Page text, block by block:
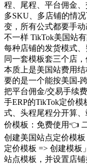
程、尾程、平台佣金
多SKU、多店铺的情
变，所有公式都要手
不一样 TikTok美国站
每种店铺的发货模式
同一套模板套三个店
本质上是美国站费用
要的是一个能按美国-
把平台佣金/交易手续
手ERP的TikTok定价
式、头程尾程分开算
价模板：免费使用👈
创建美国站点定价模
定价模板 => 创建模板
站点模板，并设置店